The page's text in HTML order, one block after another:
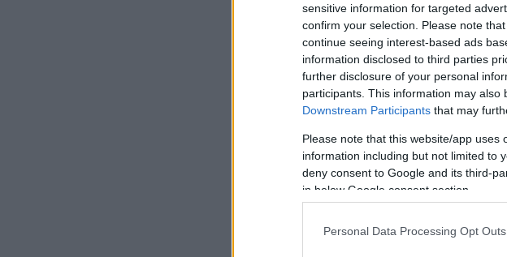
sensitive information for targeted
confirm your selection. Please note
continue seeing interest-based ads
information disclosed to third parties
further disclosure of your personal
participants. This information may
Downstream Participants that may
Please note that this website/app
information including but not limited to
deny consent to Google and its third-
in below Google consent section.
Personal Data Processing Opt Outs